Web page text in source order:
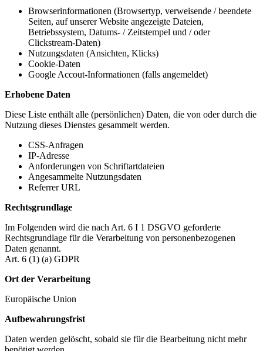
Browserinformationen (Browsertyp, verweisende / beendete
Seiten, auf unserer Website angezeigte Dateien,
Betriebssystem, Datums- / Zeitstempel und / oder
Clickstream-Daten)
Nutzungsdaten (Ansichten, Klicks)
Cookie-Daten
Google Accout-Informationen (falls angemeldet)
Erhobene Daten
Diese Liste enthält alle (persönlichen) Daten, die von oder durch die
Nutzung dieses Dienstes gesammelt werden.
CSS-Anfragen
IP-Adresse
Anforderungen von Schriftartdateien
Angesammelte Nutzungsdaten
Referrer URL
Rechtsgrundlage
Im Folgenden wird die nach Art. 6 I 1 DSGVO geforderte
Rechtsgrundlage für die Verarbeitung von personenbezogenen
Daten genannt.
Art. 6 (1) (a) GDPR
Ort der Verarbeitung
Europäische Union
Aufbewahrungsfrist
Daten werden gelöscht, sobald sie für die Bearbeitung nicht mehr